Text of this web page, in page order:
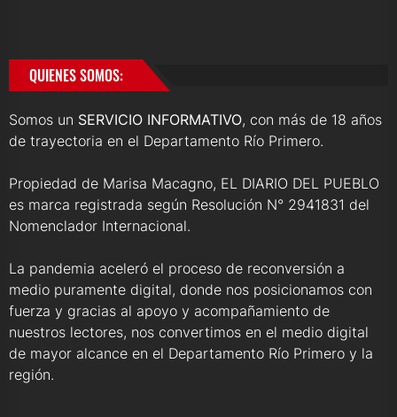
QUIENES SOMOS:
Somos un SERVICIO INFORMATIVO, con más de 18 años
de trayectoria en el Departamento Río Primero.
Propiedad de Marisa Macagno, EL DIARIO DEL PUEBLO
es marca registrada según Resolución N° 2941831 del
Nomenclador Internacional.
La pandemia aceleró el proceso de reconversión a
medio puramente digital, donde nos posicionamos con
fuerza y gracias al apoyo y acompañamiento de
nuestros lectores, nos convertimos en el medio digital
de mayor alcance en el Departamento Río Primero y la
región.